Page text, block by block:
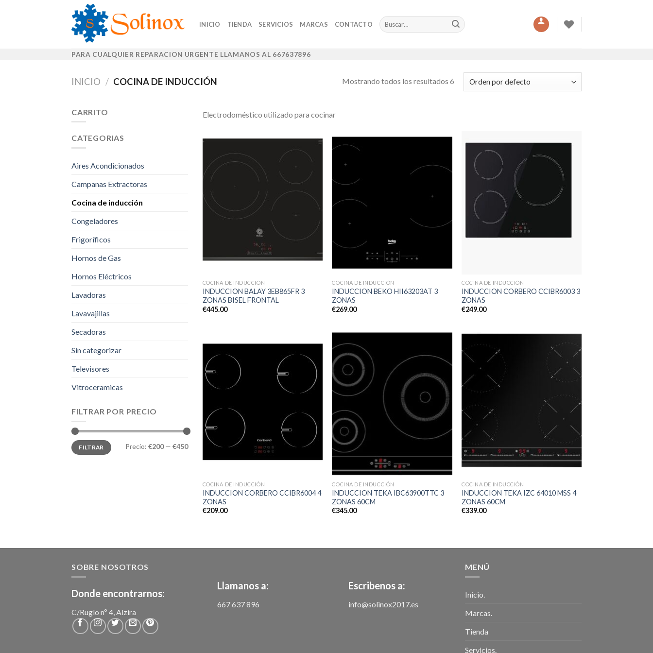
INICIO TIENDA SERVICIOS MARCAS CONTACTO
Buscar
por:
PARA CUALQUIER REPARACION URGENTE LLAMANOS AL 667637896
INICIO / COCINA DE INDUCCIÓN Mostrando todos los resultados 6
CARRITO
CATEGORIAS
Aires Acondicionados
Campanas Extractoras
Cocina de inducción
Congeladores
Frigoríficos
Hornos de Gas
Hornos Eléctricos
Lavadoras
Lavavajillas
Secadoras
Sin categorizar
Televisores
Vitroceramicas
FILTRAR POR PRECIO
FILTRAR Precio: €200— €450
Electrodoméstico utilizado para cocinar
deseos
COCINA DE INDUCCIÓN
INDUCCION BALAY 3EB865FR 3
ZONAS BISEL FRONTAL
€445.00
a la
COCINA DE INDUCCIÓN
INDUCCION BEKO HII63203AT 3
ZONAS
€269.00
lista de
deseos
COCINA DE INDUCCIÓN
INDUCCION CORBERO CCIBR6003 3
ZONAS
€249.00
Añadir
deseos
COCINA DE INDUCCIÓN
INDUCCION CORBERO CCIBR6004 4
ZONAS
€209.00
Añadir
lista de
deseos
COCINA DE INDUCCIÓN
INDUCCION TEKA IBC63900TTC 3
ZONAS 60CM
€345.00
Añadir
lista de
deseos
COCINA DE INDUCCIÓN
INDUCCION TEKA IZC 64010 MSS 4
ZONAS 60CM
€339.00
SOBRE NOSOTROS
Donde encontrarnos:
C/Ruglo nº 4, Alzira
Llamanos a:
667 637 896
Escribenos a:
info@solinox2017.es
MENÚ
Inicio.
Marcas.
Tienda
Servicios.